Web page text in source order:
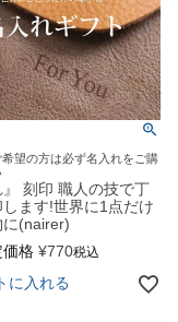
望の方は必ず名入れをご購
』 刻印 職人の技で丁
ます!世界に1点だけ
(nairer)
価格 ¥770税込
に入れる